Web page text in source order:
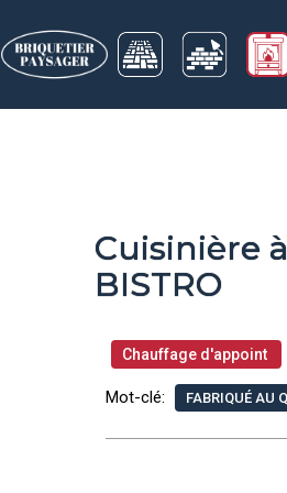
Cuisinière
BISTRO
Chauffage d'appoint
Mot-clé: FABRIQUÉ AU